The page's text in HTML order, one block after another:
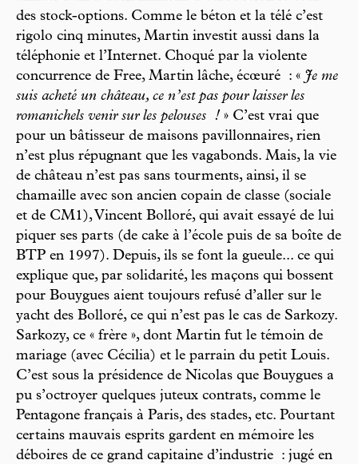
des stock-options. Comme le béton et la télé c’est
rigolo cinq minutes, Martin investit aussi dans la
téléphonie et l’Internet. Choqué par la violente
concurrence de Free, Martin lâche, écœuré : « Je me
suis acheté un château, ce n’est pas pour laisser les
romanichels venir sur les pelouses ! » C’est vrai que
pour un bâtisseur de maisons pavillonnaires, rien
n’est plus répugnant que les vagabonds. Mais, la vie
de château n’est pas sans tourments, ainsi, il se
chamaille avec son ancien copain de classe (sociale
et de CM1), Vincent Bolloré, qui avait essayé de lui
piquer ses parts (de cake à l’école puis de sa boîte de
BTP en 1997). Depuis, ils se font la gueule... ce qui
explique que, par solidarité, les maçons qui bossent
pour Bouygues aient toujours refusé d’aller sur le
yacht des Bolloré, ce qui n’est pas le cas de Sarkozy.
Sarkozy, ce « frère », dont Martin fut le témoin de
mariage (avec Cécilia) et le parrain du petit Louis.
C’est sous la présidence de Nicolas que Bouygues a
pu s’octroyer quelques juteux contrats, comme le
Pentagone français à Paris, des stades, etc. Pourtant
certains mauvais esprits gardent en mémoire les
déboires de ce grand capitaine d’industrie : jugé en